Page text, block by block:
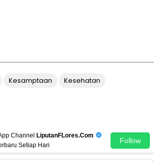
Kesamptaan Kesehatan
Channel
LiputanFLores.Com
Setiap Hari
Follow